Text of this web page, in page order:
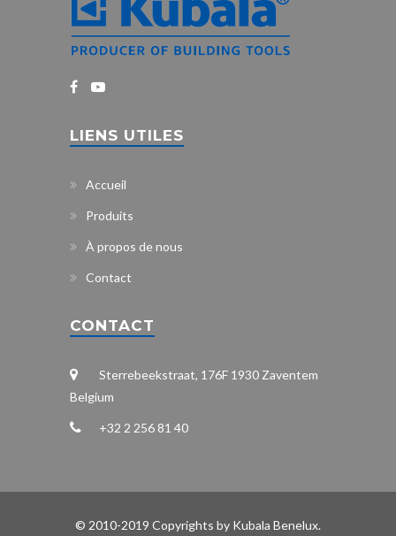
LIENS UTILES
Accueil
Produits
À propos de nous
Contact
CONTACT
Sterrebeekstraat, 176F 1930 Zaventem
Belgium
+32 2 256 81 40
© 2010-2019 Copyrights by Kubala Benelux.